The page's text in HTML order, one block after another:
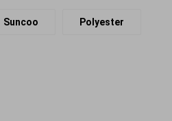
Suncoo Polyester